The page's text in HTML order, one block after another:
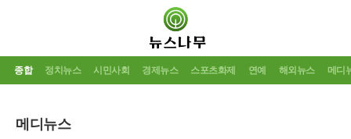
종합 정치뉴스 시민사회 경제뉴스 스포츠화제 연예 해외뉴스 메디
메디뉴스